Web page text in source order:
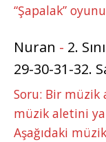
“Şapalak”
Nuran - 2.
29-30-31-32.
Soru: Bir müzik
müzik aletini
Aşağıdaki